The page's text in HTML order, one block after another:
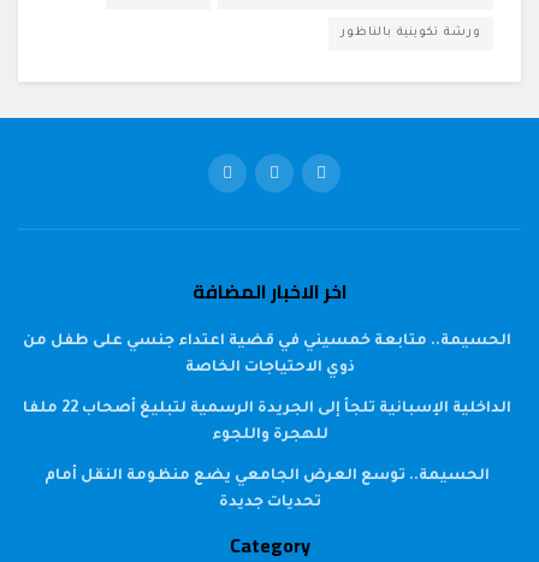
ورشة تكوينية بالناظور
اخر الاخبار المضافة
الحسيمة.. متابعة خمسيني في قضية اعتداء جنسي على طفل من
ذوي الاحتياجات الخاصة
الداخلية الإسبانية تلجأ إلى الجريدة الرسمية لتبليغ أصحاب 22 ملفا
للهجرة واللجوء
الحسيمة.. توسع العرض الجامعي يضع منظومة النقل أمام
تحديات جديدة
Category